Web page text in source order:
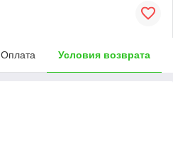
Оплата Условия возврата